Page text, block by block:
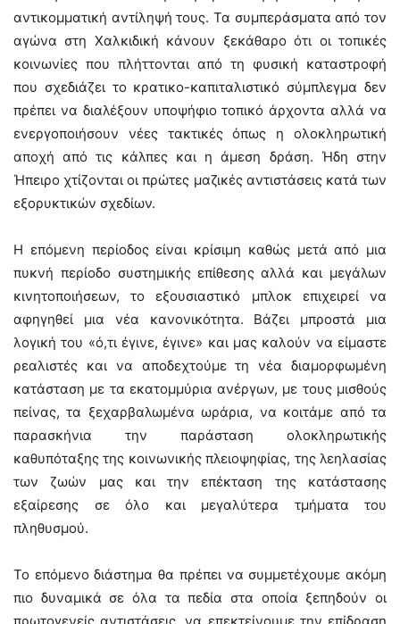
αντικομματική αντίληψή τους. Τα συμπεράσματα από τον
αγώνα στη Χαλκιδική κάνουν ξεκάθαρο ότι οι τοπικές
κοινωνίες που πλήττονται από τη φυσική καταστροφή
που σχεδιάζει το κρατικο-καπιταλιστικό σύμπλεγμα δεν
πρέπει να διαλέξουν υποψήφιο τοπικό άρχοντα αλλά να
ενεργοποιήσουν νέες τακτικές όπως η ολοκληρωτική
αποχή από τις κάλπες και η άμεση δράση. Ήδη στην
Ήπειρο χτίζονται οι πρώτες μαζικές αντιστάσεις κατά των
εξορυκτικών σχεδίων.
Η επόμενη περίοδος είναι κρίσιμη καθώς μετά από μια
πυκνή περίοδο συστημικής επίθεσης αλλά και μεγάλων
κινητοποιήσεων, το εξουσιαστικό μπλοκ επιχειρεί να
αφηγηθεί μια νέα κανονικότητα. Βάζει μπροστά μια
λογική του «ό,τι έγινε, έγινε» και μας καλούν να είμαστε
ρεαλιστές και να αποδεχτούμε τη νέα διαμορφωμένη
κατάσταση με τα εκατομμύρια ανέργων, με τους μισθούς
πείνας, τα ξεχαρβαλωμένα ωράρια, να κοιτάμε από τα
παρασκήνια την παράσταση ολοκληρωτικής
καθυπόταξης της κοινωνικής πλειοψηφίας, της λεηλασίας
των ζωών μας και την επέκταση της κατάστασης
εξαίρεσης σε όλο και μεγαλύτερα τμήματα του
πληθυσμού.
Το επόμενο διάστημα θα πρέπει να συμμετέχουμε ακόμη
πιο δυναμικά σε όλα τα πεδία στα οποία ξεπηδούν οι
πρωτογενείς αντιστάσεις, να επεκτείνουμε την επίδραση